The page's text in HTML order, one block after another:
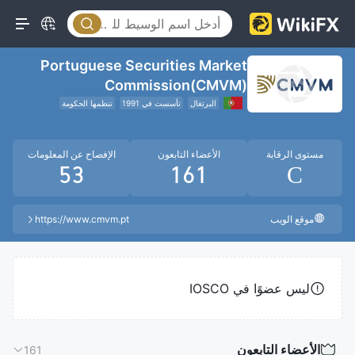
Portuguese Securities Market
Commission(CMVM)
البرتغال تأسست في 1991 تنظمها الحكومة
مستوى الرقابة
C
الأعضاء التابعون
161
الإفصاح عن المعلومات
53
موقع الويب https://www.cmvm.pt
ليس عضوًا في IOSCO
الأعضاء التابعون 161